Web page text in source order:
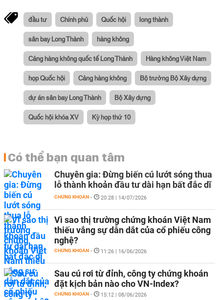
đầu tư Chính phủ Quốc hội long thành
sân bay Long Thành hàng không
Cảng hàng không quốc tế Long Thành Hàng không Việt Nam
họp Quốc hội Cảng hàng không Bộ trưởng Bộ Xây dựng
dự án sân bay Long Thành Bộ Xây dựng
Quốc hội khóa XV Kỳ họp thứ 10
Có thể bạn quan tâm
Chuyên gia: Đừng biến cú lướt sóng thua
lỗ thành khoản đầu tư dài hạn bất đắc dĩ
CHỨNG KHOÁN - 20:28 | 14/07/2026
Vì sao thị trường chứng khoán Việt Nam
thiếu vắng sự dẫn dắt của cổ phiếu công
nghệ?
CHỨNG KHOÁN - 11:26 | 16/06/2026
Sau cú rơi từ đỉnh, công ty chứng khoán
đặt kịch bản nào cho VN-Index?
CHỨNG KHOÁN - 15:12 | 08/06/2026